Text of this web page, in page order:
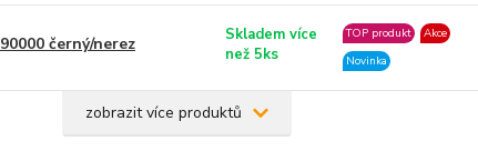
černý/nerez
Skladem více
než 5ks
TOP produkt
Akce
Novinka
zobrazit více produktů